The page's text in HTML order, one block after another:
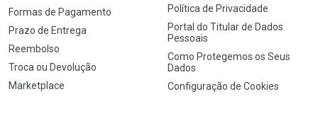
Formas de Pagamento
Prazo de Entrega
Reembolso
Troca ou Devolução
Marketplace
Política de Privacidade
Portal do Titular de Dados
Pessoais
Como Protegemos os Seus
Dados
Configuração de Cookies